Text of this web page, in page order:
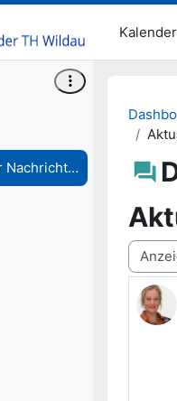
Kalender
Dokumentation aller Nachrichten und Ankündigungen